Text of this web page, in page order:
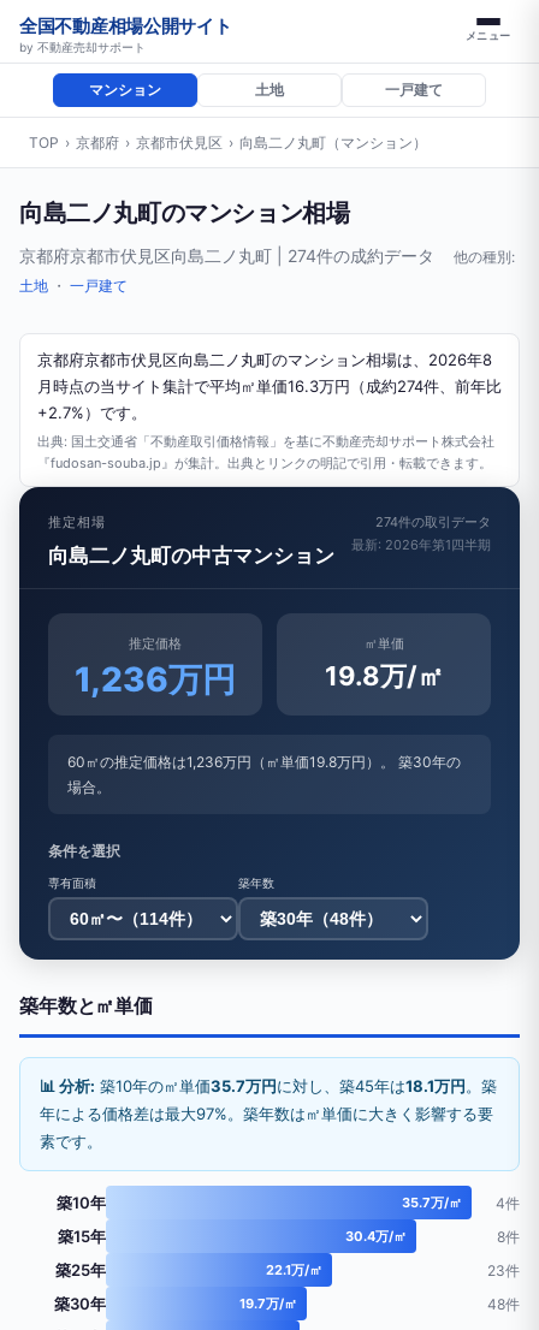
全国不動産相場公開サイト
by 不動産売却サポート
メニュー
マンション 土地 一戸建て
TOP › 京都府 › 京都市伏見区 › 向島二ノ丸町（マンション）
向島二ノ丸町のマンション相場
京都府京都市伏見区向島二ノ丸町 | 274件の成約データ
他の種別:
土地 ・ 一戸建て
京都府京都市伏見区向島二ノ丸町のマンション相場は、2026年8
月時点の当サイト集計で平均㎡単価16.3万円（成約274件、前年比
+2.7%）です。
出典: 国土交通省「不動産取引価格情報」を基に不動産売却サポート株式会社
『fudosan-souba.jp』が集計。出典とリンクの明記で引用・転載できます。
推定相場
向島二ノ丸町の中古マンション
274件の取引データ
最新: 2026年第1四半期
推定価格
1,236万円
㎡単価
19.8万/㎡
60㎡の推定価格は1,236万円（㎡単価19.8万円）。 築30年の
場合。
条件を選択
専有面積 築年数
築年数と㎡単価
📊 分析: 築10年の㎡単価35.7万円に対し、築45年は18.1万円。築
年による価格差は最大97%。築年数は㎡単価に大きく影響する要
素です。
築10年 35.7万/㎡ 4件
築15年 30.4万/㎡ 8件
築25年 22.1万/㎡ 23件
築30年 19.7万/㎡ 48件